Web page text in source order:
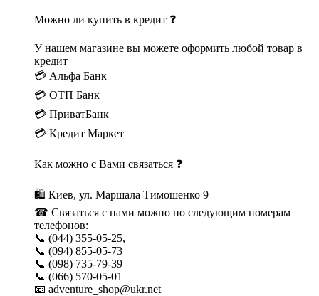
Можно ли купить в кредит ❓
У нашем магазине вы можете оформить любой товар в
кредит
💳 Альфа Банк
💳 ОТП Банк
💳 ПриватБанк
💳 Кредит Маркет
Как можно с Вами связаться ❓
🛍 Киев, ул. Маршала Тимошенко 9
☎ Связаться с нами можно по следующим номерам
телефонов:
📞 (044) 355-05-25,
📞 (094) 855-05-73
📞 (098) 735-79-39
📞 (066) 570-05-01
📧 adventure_shop@ukr.net